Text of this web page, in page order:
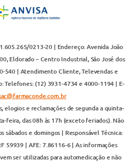
0213-20 | Endereço: Avenida João
Eldorado – Centro Industrial, São José dos
540 | Atendimento Cliente, Televendas e
Telefones: (12) 3931-4734 e 4000-1194 | E-
elogios e reclamações de segunda a quinta-
feira, das 08h às 17h (exceto feriados). Não
sábados e domingos | Responsável Técnica:
59939 | AFE: 7.86116-6 | As informações
ser utilizadas para automedicação e não